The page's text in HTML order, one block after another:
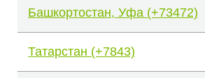
Башкортостан, Уфа (+73472)
Татарстан (+7843)